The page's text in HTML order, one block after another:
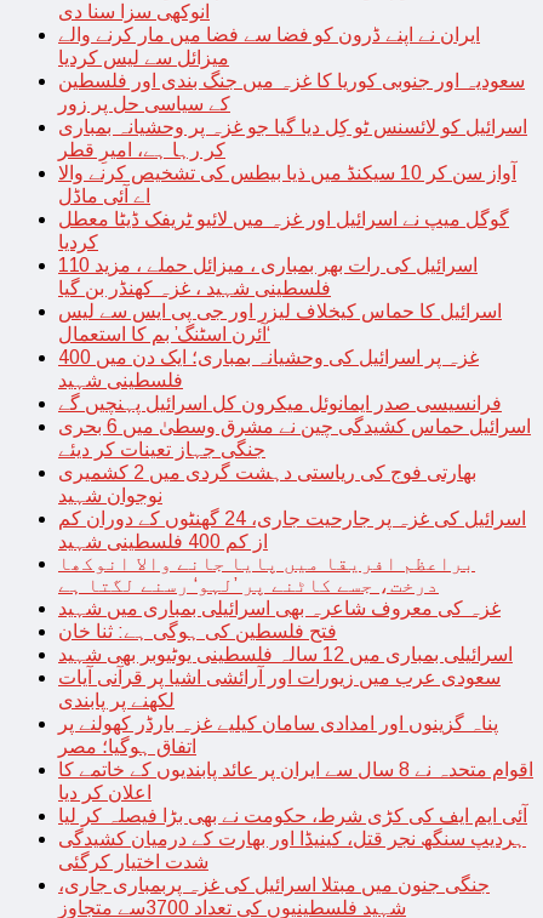
انوکھی سزا سنا دی
ایران نے اپنے ڈرون کو فضا سے فضا میں مار کرنے والے
میزائل سے لیس کردیا
سعودیہ اور جنوبی کوریا کا غزہ میں جنگ بندی اور فلسطین
کے سیاسی حل پر زور
اسرائیل کو لائسنس ٹو کِل دیا گیا جو غزہ پر وحشیانہ بمباری
کر رہا ہے، امیرِ قطر
آواز سن کر 10 سیکنڈ میں ذیا بیطس کی تشخیص کرنے والا
اے آئی ماڈل
گوگل میپ نے اسرائیل اور غزہ میں لائیو ٹریفک ڈیٹا معطل
کردیا
اسرائیل کی رات بھر بمباری ، میزائل حملے ، مزید 110
فلسطینی شہید ، غزہ کھنڈر بن گیا
اسرائیل کا حماس کیخلاف لیزر اور جی پی ایس سے لیس
‘آئرن اسٹنگ’ بم کا استعمال
غزہ پر اسرائیل کی وحشیانہ بمباری؛ ایک دن میں 400
فلسطینی شہید
فرانسیسی صدر ایمانوئل میکرون کل اسرائیل پہنچیں گے
اسرائیل حماس کشیدگی چین نے مشرق وسطیٰ میں 6 بحری
جنگی جہاز تعینات کر دیئے
بھارتی فوج کی ریاستی دہشت گردی میں 2 کشمیری
نوجوان شہید
اسرائیل کی غزہ پر جارحیت جاری، 24 گھنٹوں کے دوران کم
از کم 400 فلسطینی شہید
براعظم افریقا میں پایا جانے والا انوکھا
درخت، جسے کاٹنے پر ’لہو‘ رسنے لگتا ہے
غزہ کی معروف شاعرہ بھی اسرائیلی بمباری میں شہید
فتح فلسطین کی ہوگی ہے: ثنا خان
اسرائیلی بمباری میں 12 سالہ فلسطینی یوٹیوبر بھی شہید
سعودی عرب میں زیورات اور آرائشی اشیا پر قرآنی آیات
لکھنے پر پابندی
پناہ گزینوں اور امدادی سامان کیلیے غزہ بارڈر کھولنے پر
اتفاق ہوگیا؛ مصر
اقوام متحدہ نے 8 سال سے ایران پر عائد پابندیوں کے خاتمے کا
اعلان کر دیا
آئی ایم ایف کی کڑی شرط، حکومت نے بھی بڑا فیصلہ کر لیا
ہردیپ سنگھ نجر قتل، کینیڈا اور بھارت کے درمیان کشیدگی
شدت اختیار کرگئی
جنگی جنون میں مبتلا اسرائیل کی غزہ پربمباری جاری،
شہید فلسطینیوں کی تعداد 3700سے متجاوز